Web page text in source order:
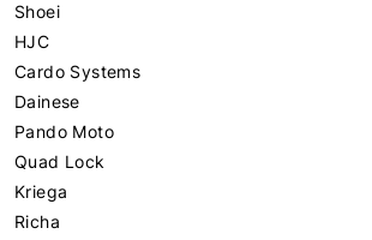
Shoei
HJC
Cardo Systems
Dainese
Pando Moto
Quad Lock
Kriega
Richa